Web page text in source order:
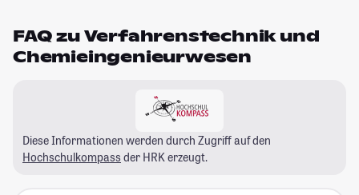
FAQ zu Verfahrenstechnik und
Chemieingenieurwesen
Diese Informationen werden durch Zugriff auf den
Hochschulkompass der HRK erzeugt.